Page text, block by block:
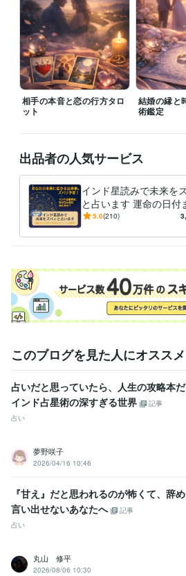
の整え方） 鑑定文の書き方と構成ワーク
資格・検定
メンタル心理カウンセラー 取得年 : 2023
ビジネス・クリエイティブツール
STORES:2年Canva:4年
得意分野
要なメッセージをお届け インド星読みで
相手の本音と恋の行方タロ
ット
結婚の縁と
術鑑定
出品者の人気サービス
インド星読みで未来を
と占います 運命の日付
丸見えのインド占星術
5.0(210)
このブログを見た人にオススメ
占いだと思っていたら、人生の攻略本だ
インド占星術の深すぎる世界
記事
占い
夢野咲子
2026/04/16 10:46
『甘え』だと思われるのが怖くて、辞
言い出せないあなたへ
記事
占い
丸山 修平
2026/08/06 10:30